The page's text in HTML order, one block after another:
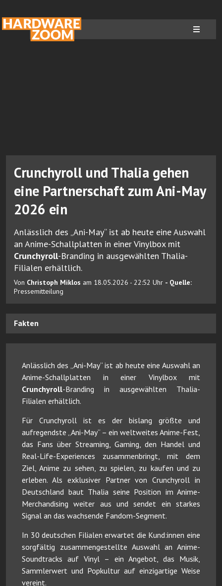
Crunchyroll und Thalia gehen
eine Partnerschaft zum Ani-May
2026 ein
Anlässlich des „Ani-May“ ist ab heute eine Auswahl
an Anime-Schallplatten in einer Vinylbox mit
Crunchyroll-Branding in ausgewählten Thalia-
Filialen erhältlich.
Von Christoph Miklos am 18.05.2026 - 22:52 Uhr - Quelle:
Pressemitteilung
Fakten
Anlässlich des „Ani-May“ ist ab heute eine Auswahl an
Anime-Schallplatten in einer Vinylbox mit
Crunchyroll-Branding in ausgewählten Thalia-
Filialen erhältlich.
Für Crunchyroll ist es der bislang größte und
aufregendste „Ani-May“ – ein weltweites Anime-Fest,
das Fans über Streaming, Gaming, den Handel und
Real-Life-Experiences zusammenbringt, mit dem
Ziel, Anime zu sehen, zu spielen, zu kaufen und zu
erleben. Als exklusiver Partner von Crunchyroll in
Deutschland baut Thalia seine Position im Anime-
Merchandising weiter aus und sendet ein starkes
Signal an das wachsende Fandom-Segment.
In 30 deutschen Filialen erwartet die Kund:innen eine
sorgfältig zusammengestellte Auswahl an Anime-
Soundtracks auf Vinyl – ein Angebot, das Musik,
Sammlerwert und Popkultur auf einzigartige Weise
vereint.